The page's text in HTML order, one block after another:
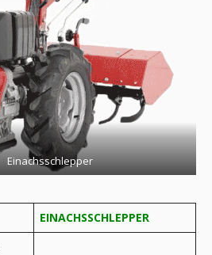
Einachsschlepper
EINACHSSCHLEPPER